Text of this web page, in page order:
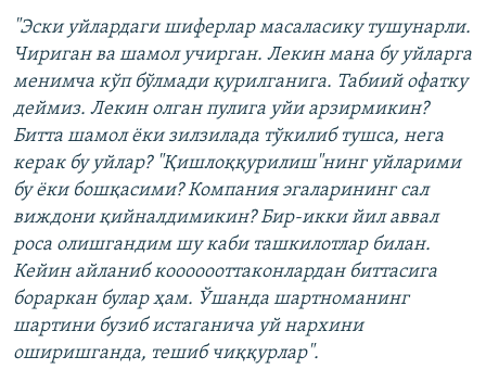
"Эски уйлардаги шиферлар масаласику тушунарли.
Чириган ва шамол учирган. Лекин мана бу уйларга
менимча кўп бўлмади қурилганига. Табиий офатку
деймиз. Лекин олган пулига уйи арзирмикин?
Битта шамол ёки зилзилада тўкилиб тушса, нега
керак бу уйлар? "Қишлоққурилиш"нинг уйларими
бу ёки бошқасими? Компания эгаларининг сал
виждони қийналдимикин? Бир-икки йил аввал
роса олишгандим шу каби ташкилотлар билан.
Кейин айланиб кооооооттаконлардан биттасига
бораркан булар ҳам. Ўшанда шартноманинг
шартини бузиб истаганича уй нархини
оширишганда, тешиб чиққурлар".